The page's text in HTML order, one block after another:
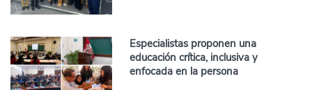
Especialistas proponen una
educación crítica, inclusiva y
enfocada en la persona